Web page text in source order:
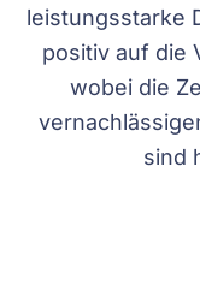
leistungsstarke
positiv auf die
wobei die
sind